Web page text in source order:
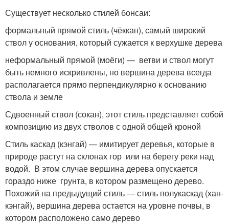
Существует несколько стилей бонсаи:
формальный прямой стиль (чёккан), самый широкий
ствол у основания, который сужается к верхушке дерева
неформальный прямой (моёги) — ветви и ствол могут
быть немного искривлены, но вершина дерева всегда
располагается прямо перпендикулярно к основанию
ствола и земле
Сдвоенный ствол (сокан), этот стиль представляет собой
композицию из двух стволов с одной общей кроной
Стиль каскад (кэнгай) — имитирует деревья, которые в
природе растут на склонах гор или на берегу реки над
водой. В этом случае вершина дерева опускается
гораздо ниже грунта, в котором размещено дерево.
Похожий на предыдущий стиль — стиль полукаскад (хан-
кэнгай), вершина дерева остается на уровне почвы, в
котором расположено само дерево